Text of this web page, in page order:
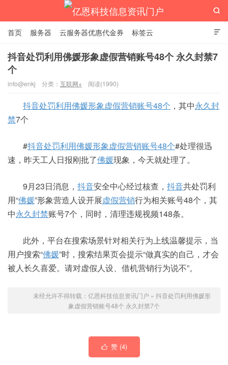
亿恩科技信息资讯门户

首页 服务器 云服务器优惠代金券 标签云

抖音处罚利用佛媛形象虚假营销账号48个 永久封禁7
个
info@enkj 分类： 互联网+ 阅读(1990)
抖音处罚利用佛媛形象虚假营销账号48个 ，其中永久封
禁7个
#抖音处罚利用佛媛形象虚假营销账号48个#处理很迅
速，昨天工人日报刚批了佛媛现象，今天就处理了。
9月23日消息， 抖音安全中心经过核查， 抖音共处罚利
用“佛媛”形象营造人设开展虚假营销行为相关账号48个，其
中永久封禁账号7个，同时，清理违规视频148条。
此外，平台在搜索场景针对相关行为上线温馨提示，当
用户搜索“佛媛”时，搜索结果页会提示“做真实的自己，才会
被人长久喜爱。请对虚假人设、借机营销行为说不”。 ​​​​
未经允许不得转载： 亿恩科技信息资讯门户 » 抖音处罚利用佛媛形
象虚假营销账号48个 永久封禁7个
 赞 (4)